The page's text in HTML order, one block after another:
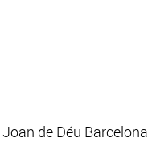
de Déu Barcelona